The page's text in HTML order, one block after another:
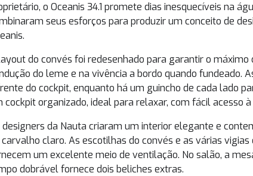
o Oceanis 34.1 promete dias inesquecíveis na
seus esforços para produzir um conceito de
do convés foi redesenhado para garantir o
do leme e na vivência a bordo quando fundeado.
do cockpit, enquanto há um guincho de cada lado
cockpit organizado, ideal para relaxar, com fácil acesso
designers da Nauta criaram um interior elegante e
claro. As escotilhas do convés e as várias
um excelente meio de ventilação. No salão, a
dobrável fornece dois beliches extras.